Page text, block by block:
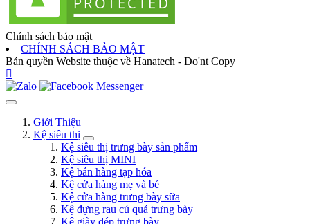
Chính sách bảo mật
CHÍNH SÁCH BẢO MẬT
Bản quyền Website thuộc về Hanatech - Do'nt Copy
Giới Thiệu
Kệ siêu thị
Kệ siêu thị trưng bày sản phẩm
Kệ siêu thị MINI
Kệ bán hàng tạp hóa
Kệ cửa hàng mẹ và bé
Kệ cửa hàng trưng bày sữa
Kệ đựng rau củ quả trưng bày
Kệ giày dép trưng bày